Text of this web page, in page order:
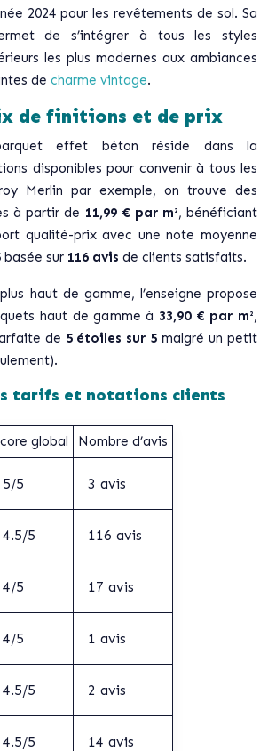
2024 pour les revêtements de sol. Sa
de s’intégrer à tous les styles
les plus modernes aux ambiances
de charme vintage.
de finitions et de prix
effet béton réside dans la
disponibles pour convenir à tous les
Merlin par exemple, on trouve des
à partir de 11,99 € par m², bénéficiant
qualité-prix avec une note moyenne
basée sur 116 avis de clients satisfaits.
haut de gamme, l’enseigne propose
haut de gamme à 33,90 € par m²,
de 5 étoiles sur 5 malgré un petit
tarifs et notations clients
global Nombre d’avis
5/5 3 avis
4.5/5 116 avis
4/5 17 avis
4/5 1 avis
4.5/5 2 avis
4.5/5 14 avis